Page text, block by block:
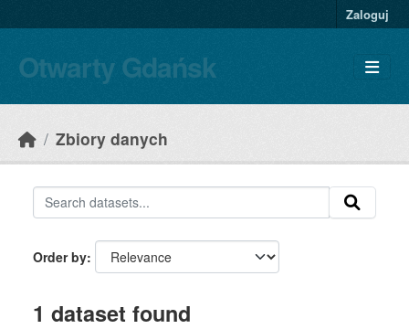
Zaloguj
Otwarty Gdańsk
Zbiory danych
Order by
1 dataset found